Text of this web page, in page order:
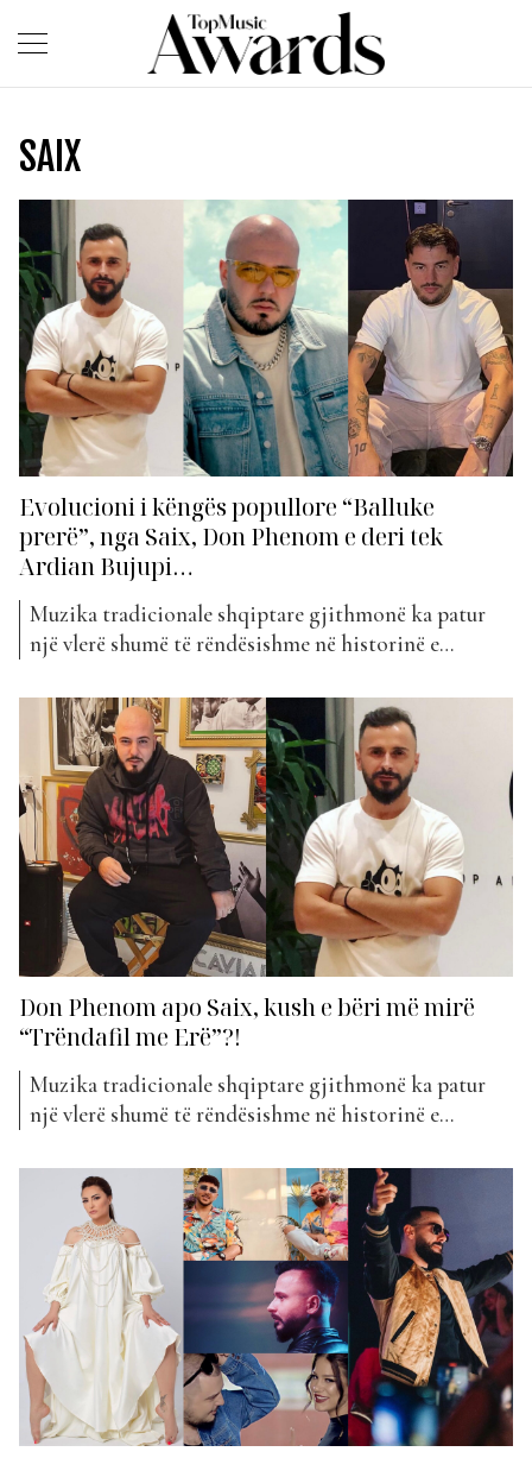
SAIX
Evolucioni i këngës popullore “Balluke
prerë”, nga Saix, Don Phenom e deri tek
Ardian Bujupi…
Muzika tradicionale shqiptare gjithmonë ka patur
një vlerë shumë të rëndësishme në historinë e
nga krijimi i tyre, njerëzit janë munduar ta ruajnë atë
duke e trashëguar brez pas brezi. Influenca e kësaj
muzike duket sikur ka marrë përhapje të gjerë edhe...
Don Phenom apo Saix, kush e bëri më mirë
“Trëndafil me Erë”?!
Muzika tradicionale shqiptare gjithmonë ka patur
një vlerë shumë të rëndësishme në historinë e
nga krijimi i tyre, njerëzit janë munduar ta ruajnë atë
duke e trashëguar brez pas brezi. Influenca e kësaj
muzike duket sikur ka marrë përhapje të gjerë edhe...